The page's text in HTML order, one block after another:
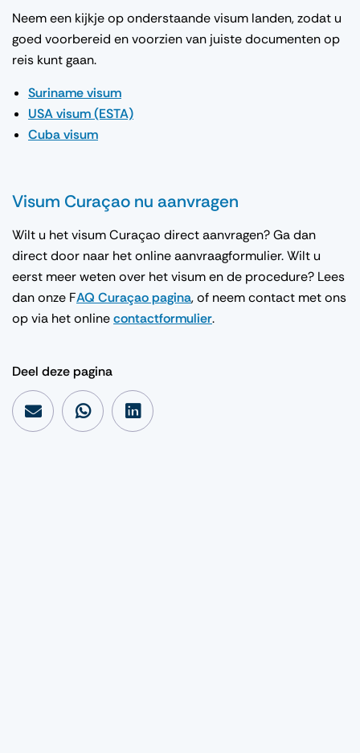
Neem een kijkje op onderstaande visum landen, zodat u
goed voorbereid en voorzien van juiste documenten op
reis kunt gaan.
Suriname visum
USA visum (ESTA)
Cuba visum
Visum Curaçao nu aanvragen
Wilt u het visum Curaçao direct aanvragen? Ga dan
direct door naar het online aanvraagformulier. Wilt u
eerst meer weten over het visum en de procedure? Lees
dan onze FAQ Curaçao pagina, of neem contact met ons
op via het onlinecontactformulier.
Deel deze pagina